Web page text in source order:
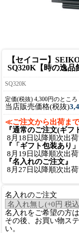
【セイコー】
SQ320K【時の逸品
SQ320K
定価(税抜) 4,300円のところ
当店販売価格(税抜)
≪ご注文から出荷ま
『通常のご注文(ギフ
8月18日以降順次出
『「ギフト包装あり
8月19日以降順次出
『名入れのご注文』
8月27日以降順次出
名入れのご注文
名入れをご希望の方
その後、お買い物ス
い。